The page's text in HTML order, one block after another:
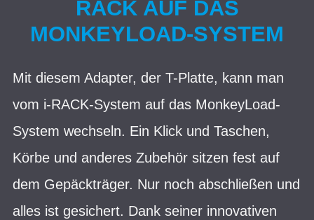
RACK AUF DAS
MONKEYLOAD-SYSTEM
Mit diesem Adapter, der T-Platte, kann man
vom i-RACK-System auf das MonkeyLoad-
System wechseln. Ein Klick und Taschen,
Körbe und anderes Zubehör sitzen fest auf
dem Gepäckträger. Nur noch abschließen und
alles ist gesichert. Dank seiner innovativen